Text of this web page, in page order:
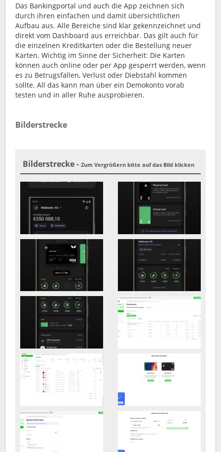
Das Bankingportal und auch die App zeichnen sich
durch ihren einfachen und damit übersichtlichen
Aufbau aus. Alle Bereiche sind klar gekennzeichnet und
direkt vom Dashboard aus erreichbar. Das gilt auch für
die einzelnen Kreditkarten oder die Bestellung neuer
Karten. Wichtig im Sinne der Sicherheit: Die Karten
können auch online oder per App gesperrt werden, wenn
es zu Betrugsfällen, Verlust oder Diebstahl kommen
sollte. All das kann man über ein Demokonto vorab
testen und in aller Ruhe ausprobieren.
Bilderstrecke
Bilderstrecke - Zum Vergrößern bitte auf das Bild klicken